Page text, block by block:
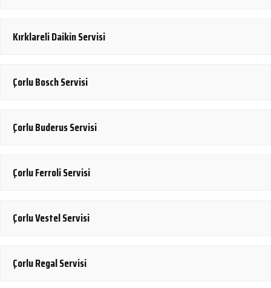
Kırklareli Daikin Servisi
Çorlu Bosch Servisi
Çorlu Buderus Servisi
Çorlu Ferroli Servisi
Çorlu Vestel Servisi
Çorlu Regal Servisi